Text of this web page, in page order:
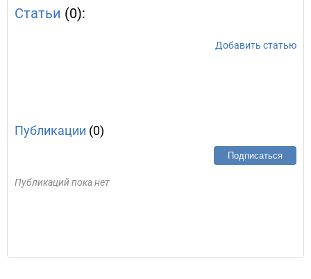
Статьи (0):
Добавить статью
Публикации (0)
Подписаться
Публикаций пока нет